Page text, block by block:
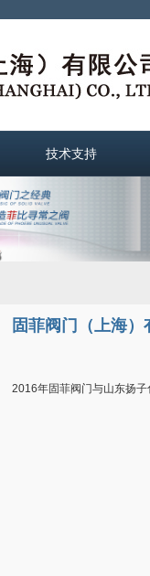
技术支持
固菲阀门（上海）
2016年固菲阀门与山东扬